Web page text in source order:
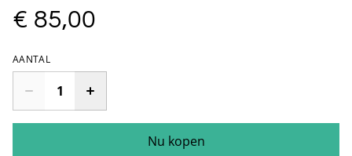
€ 85,00
AANTAL
Nu kopen